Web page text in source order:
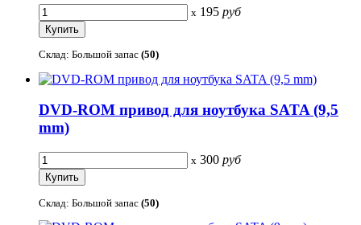
x 195 руб
Склад: Большой запас (50)
DVD-ROM привод для ноутбука SATA (9,5
mm)
x 300 руб
Склад: Большой запас (50)